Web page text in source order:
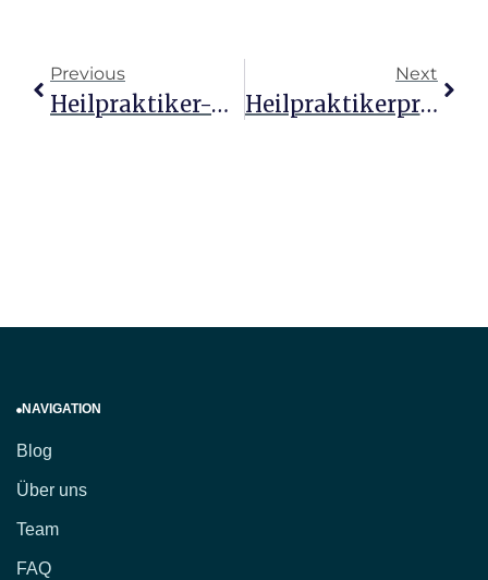
Previous
Heilpraktiker-Gehalt: Stundensatz Und Verdienstmöglichkeiten
Next
Heilpraktikerprüfung: Herausforderung Oder Kinderspiel?
NAVIGATION
Blog
Über uns
Team
FAQ